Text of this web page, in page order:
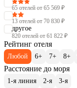
65 отелей от 65 569 ₽
13 отелей от 70 830 ₽
другое
820 отелей от 61 822 ₽
Рейтинг отеля
Любой 6+ 7+ 8+
Расстояние до моря
1-я линия 2-я 3-я